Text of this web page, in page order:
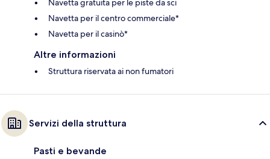
Navetta gratuita per le piste da sci
Navetta per il centro commerciale*
Navetta per il casinò*
Altre informazioni
Struttura riservata ai non fumatori
Servizi della struttura
Pasti e bevande